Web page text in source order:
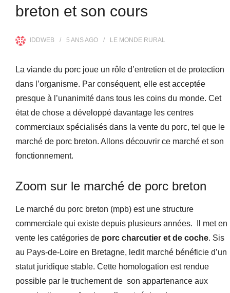
breton et son cours
IDDWEB 5 ANSAGO LE MONDE RURAL
La viande du porc joue un rôle d’entretien et de protection
dans l’organisme. Par conséquent, elle est acceptée
presque à l’unanimité dans tous les coins du monde. Cet
état de chose a développé davantage les centres
commerciaux spécialisés dans la vente du porc, tel que le
marché de porc breton. Allons découvrir ce marché et son
fonctionnement.
Zoom sur le marché de porc breton
Le marché du porc breton (mpb) est une structure
commerciale qui existe depuis plusieurs années. Il met en
vente les catégories de porc charcutier et de coche. Sis
au Pays-de-Loire en Bretagne, ledit marché bénéficie d’un
statut juridique stable. Cette homologation est rendue
possible par le truchement de son appartenance aux